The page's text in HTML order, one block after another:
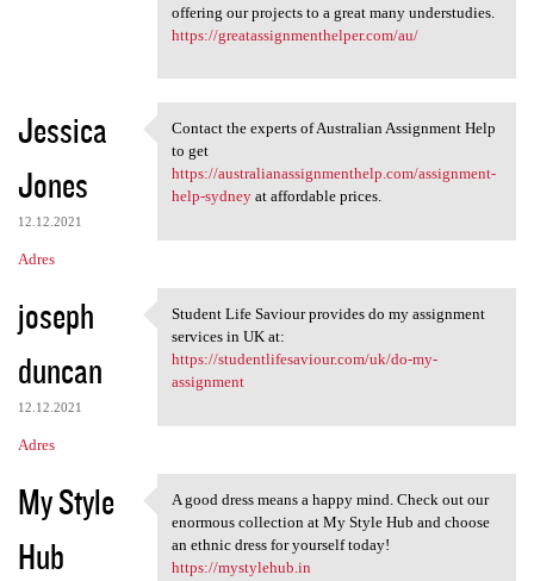
z
e
offering our projects to a great many understudies.
https://greatassignmenthelper.com/au/
Jessica
Jones
12.12.2021
Adres
Contact the experts of
Contact the experts of Australian Assignment Help
to get
https://australianassignmenthelp.com/assignment-
help-sydneyat affordable prices.
joseph
duncan
12.12.2021
Adres
Student Life Saviour provides
Student Life Saviour provides do my assignment
services in UK at:
https://studentlifesaviour.com/uk/do-my-
assignment
My Style
Hub
A good dress means a happy
A good dress means a happy mind. Check out our
enormous collection at My Style Hub and choose
an ethnic dress for yourself today!
https://mystylehub.in